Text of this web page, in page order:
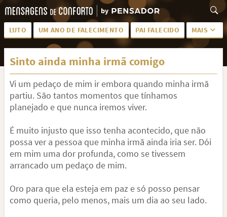
LUTO UM ANO DE FALECIMENTO PAI FALECIDO MAIS
LUTO PARA AMIGA PALAVRAS
PÊSAMES
PÊSAMES PARA AMIGA DESCANSE EM PAZ
MEUS SENTIMENTOS PÊSAMES PARA AMIGO
TODAS AS CATEGORIAS
Sinto ainda minha irmã comigo
Vi um pedaço de mim ir embora quando minha irmã
partiu. São tantos momentos que tínhamos
planejado e que nunca iremos viver.
É muito injusto que isso tenha acontecido, que não
possa ver a pessoa que minha irmã ainda iria ser. Dói
em mim uma dor profunda, como se tivessem
arrancado um pedaço de mim.
Oro para que ela esteja em paz e só posso pensar
como queria, pelo menos, mais um dia ao seu lado.